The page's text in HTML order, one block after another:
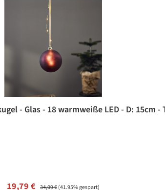
- Glas - 18 warmweiße LED - D: 15cm
Verkaufspreis:
19,79 € Regulärer Preis:
34,09 €(41.95% gespart)